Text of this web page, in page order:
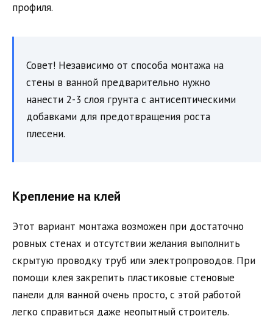
профиля.
Совет! Независимо от способа монтажа на
стены в ванной предварительно нужно
нанести 2-3 слоя грунта с антисептическими
добавками для предотвращения роста
плесени.
Крепление на клей
Этот вариант монтажа возможен при достаточно
ровных стенах и отсутствии желания выполнить
скрытую проводку труб или электропроводов. При
помощи клея закрепить пластиковые стеновые
панели для ванной очень просто, с этой работой
легко справиться даже неопытный строитель.